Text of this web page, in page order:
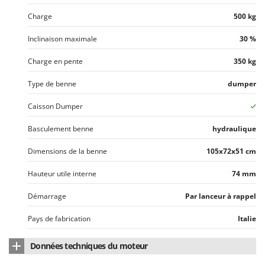
Charge 500 kg
Inclinaison maximale 30 %
Charge en pente 350 kg
Type de benne dumper
Caisson Dumper
Basculement benne hydraulique
Dimensions de la benne 105x72x51 cm
Hauteur utile interne 74 mm
Démarrage Par lanceur à rappel
Pays de fabrication Italie
Données techniques du moteur